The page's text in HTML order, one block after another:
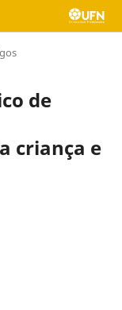
de
criança e